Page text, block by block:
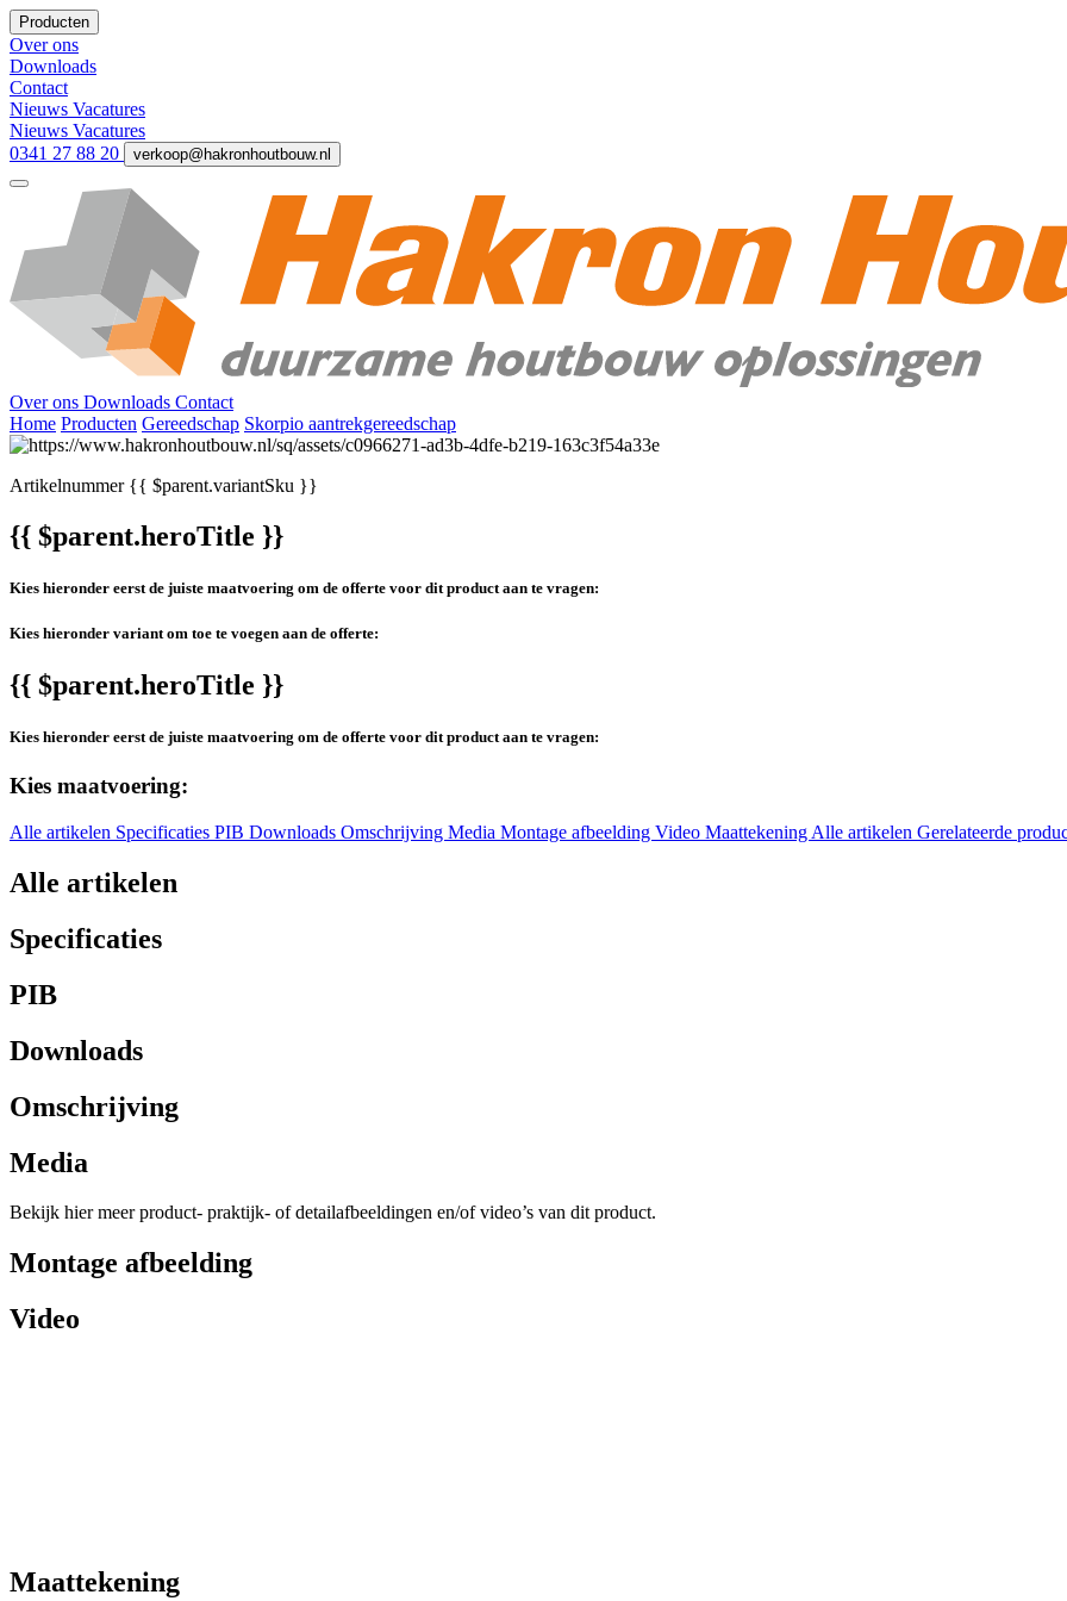
Producten
Over ons
Downloads
Contact
Nieuws Vacatures
Nieuws Vacatures
0341 27 88 20
verkoop@hakronhoutbouw.nl
Over ons Downloads Contact
Home Producten Gereedschap Skorpio aantrekgereedschap
Artikelnummer{{ $parent.variantSku }}
{{ $parent.heroTitle }}
Kies hieronder eerst de juiste maatvoering om de offerte voor dit product aan te vragen:
Kies hieronder variant om toe te voegen aan de offerte:
{{ $parent.heroTitle }}
Kies hieronder eerst de juiste maatvoering om de offerte voor dit product aan te vragen:
Kies maatvoering:
Alle artikelen Specificaties PIB Downloads Omschrijving Media Montage afbeelding Video Maattekening Alle artikelen Gerelateerde
Alle artikelen
Specificaties
PIB
Downloads
Omschrijving
Media
Bekijk hier meer product- praktijk- of detailafbeeldingen en/of video’s van dit product.
Montage afbeelding
Video
Maattekening